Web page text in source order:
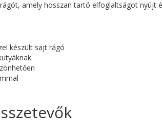
amely hosszan tartó elfoglaltságot
készült sajt rágó